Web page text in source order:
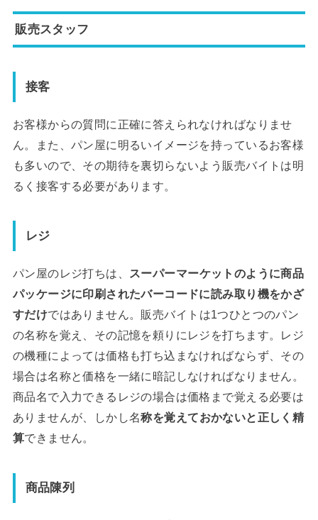
販売スタッフ
接客
お客様からの質問に正確に答えられなければなりませ
ん。また、パン屋に明るいイメージを持っているお客様
も多いので、その期待を裏切らないよう販売バイトは明
るく接客する必要があります。
レジ
パン屋のレジ打ちは、
スーパーマーケットのように商品
パッケージに印刷されたバーコードに読み取り機をかざ
すだけではありません。販売バイトは1つひとつのパン
の名称を覚え、その記憶を頼りにレジを打ちます。レジ
の機種によっては価格も打ち込まなければならず、その
場合は名称と価格を一緒に暗記しなければなりません。
商品名で入力できるレジの場合は価格まで覚える必要は
ありませんが、しかし名称を覚えておかないと正しく精
算できません。
商品陳列